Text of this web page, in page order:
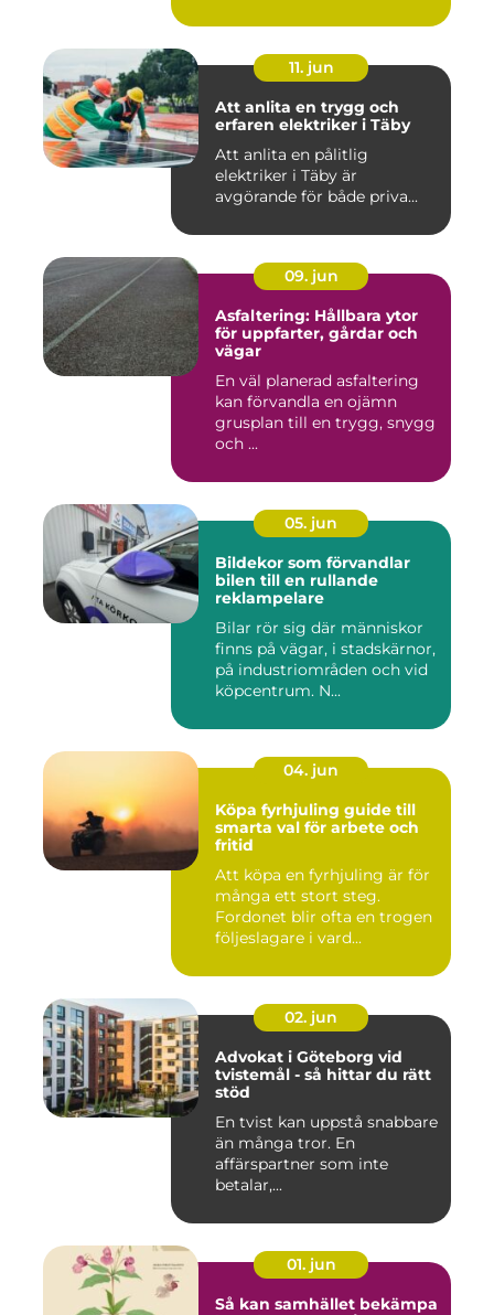
11. jun
Att anlita en trygg och
erfaren elektriker i Täby
Att anlita en pålitlig
elektriker i Täby är
avgörande för både priva...
09. jun
Asfaltering: Hållbara ytor
för uppfarter, gårdar och
vägar
En väl planerad asfaltering
kan förvandla en ojämn
grusplan till en trygg, snygg
och ...
05. jun
Bildekor som förvandlar
bilen till en rullande
reklampelare
Bilar rör sig där människor
finns på vägar, i stadskärnor,
på industriområden och vid
köpcentrum. N...
04. jun
Köpa fyrhjuling guide till
smarta val för arbete och
fritid
Att köpa en fyrhjuling är för
många ett stort steg.
Fordonet blir ofta en trogen
följeslagare i vard...
02. jun
Advokat i Göteborg vid
tvistemål - så hittar du rätt
stöd
En tvist kan uppstå snabbare
än många tror. En
affärspartner som inte
betalar,...
01. jun
Så kan samhället bekämpa